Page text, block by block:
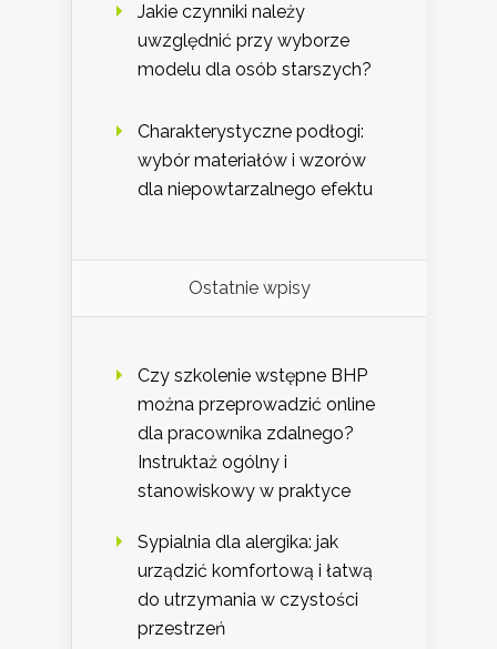
Jakie czynniki należy
uwzględnić przy wyborze
modelu dla osób starszych?
Charakterystyczne podłogi:
wybór materiałów i wzorów
dla niepowtarzalnego efektu
Ostatnie wpisy
Czy szkolenie wstępne BHP
można przeprowadzić online
dla pracownika zdalnego?
Instruktaż ogólny i
stanowiskowy w praktyce
Sypialnia dla alergika: jak
urządzić komfortową i łatwą
do utrzymania w czystości
przestrzeń